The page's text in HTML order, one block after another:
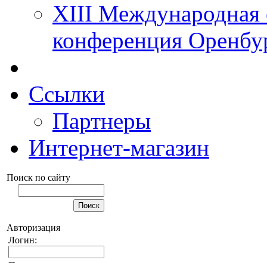
XIII Международная
конференция
Ссылки
Партнеры
Интернет-магазин
Поиск по сайту
Авторизация
Логин: